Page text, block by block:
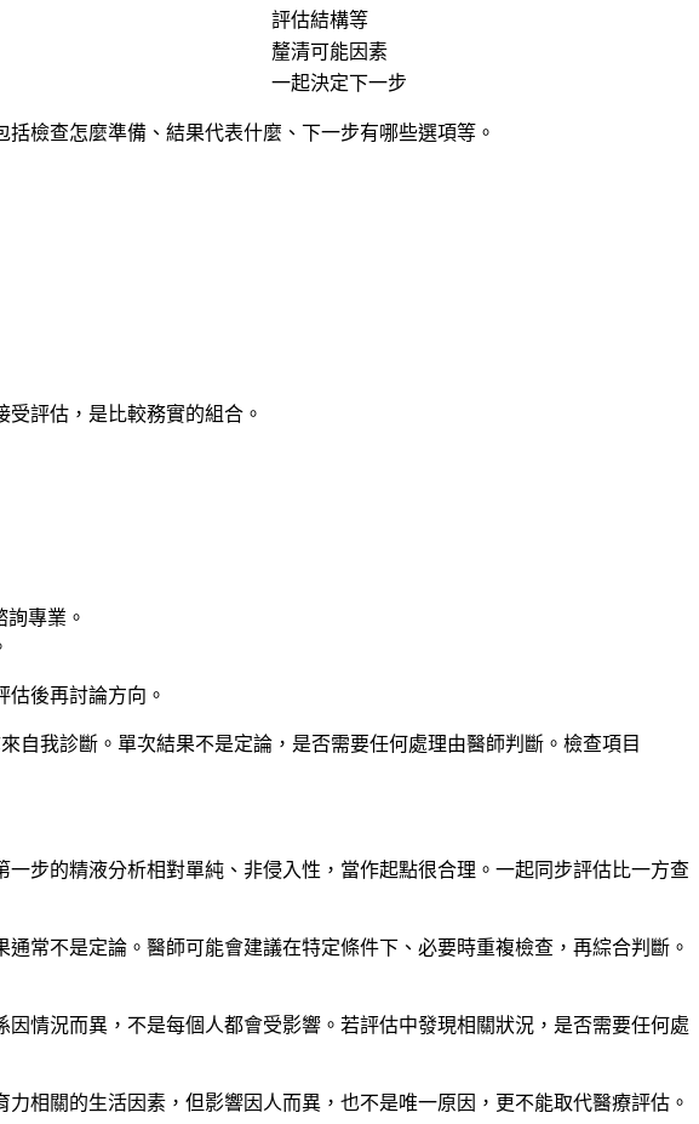
評估結構等
釐清可能因素
一起決定下一步
檢查怎麼準備、結果代表什麼、下一步有哪些選項等。
評估，是比較務實的組合。
專業。
後再討論方向。
自我診斷。單次結果不是定論，是否需要任何處理由醫師判斷。檢查項目
步的精液分析相對單純、非侵入性，當作起點很合理。一起同步評估比一方查
常不是定論。醫師可能會建議在特定條件下、必要時重複檢查，再綜合判斷。
情況而異，不是每個人都會受影響。若評估中發現相關狀況，是否需要任何處
相關的生活因素，但影響因人而異，也不是唯一原因，更不能取代醫療評估。